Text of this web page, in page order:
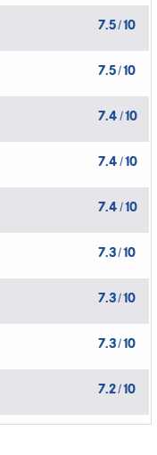
7.5/10
7.5/10
7.4 /10
7.4 /10
7.4 /10
7.3/10
7.3/10
7.3/10
7.2/10